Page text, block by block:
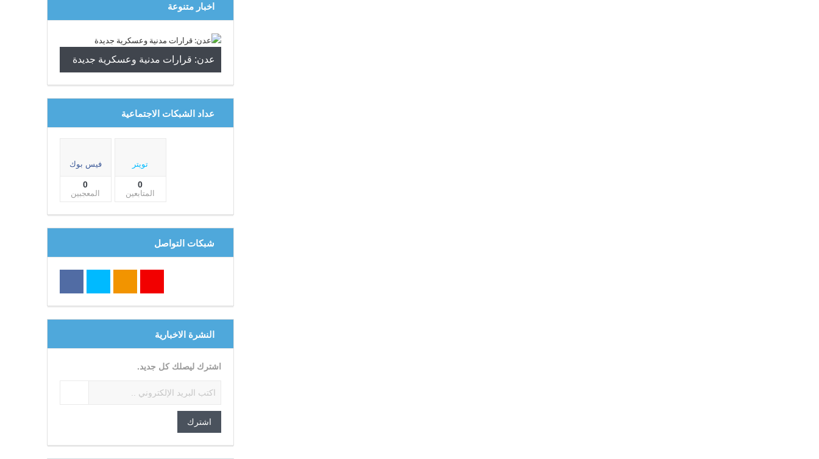
اخبار متنوعة
عدن: قرارات مدنية وعسكرية جديدة
عداد الشبكات الاجتماعية
فيس بوك
0
المعجبين
تويتر
0
المتابعين
شبكات التواصل
النشرة الاخبارية
اشترك ليصلك كل جديد.
اشترك